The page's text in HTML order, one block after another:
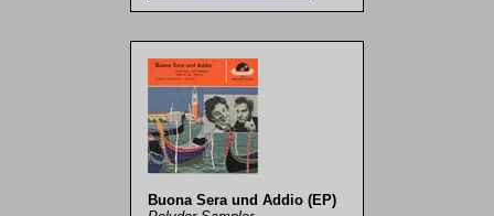
Buona Sera und Addio (EP)